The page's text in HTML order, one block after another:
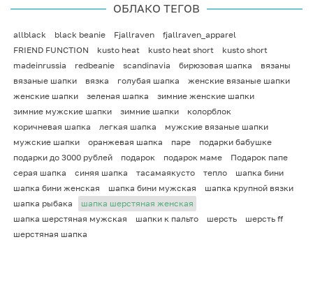
ОБЛАКО ТЕГОВ
allblack black beanie Fjallraven
fjallraven_apparel
FRIEND FUNCTION
kusto heat kusto heat short
kusto short
madeinrussia
redbeanie scandinavia бирюзовая шапка
вязаны
вязаные шапки
вязка голубая шапка
женские вязаные шапки
женские шапки
зеленая шапка
зимние женские шапки
зимние мужские шапки
зимние шапки
колорблок
коричневая шапка
легкая шапка
мужские вязаные шапки
мужские шапки
оранжевая шапка паре
подарки бабушке
подарки до 3000 рублей
подарок подарок маме
Подарок папе
серая шапка
синяя шапка тасамаякусто тепло
шапка бини
шапка бини женская
шапка бини мужская
шапка крупной вязки
шапка рыбака
шапка шерстяная женская
шапка шерстяная мужская
шапки к пальто шерсть
шерсть ff
шерстяная шапка